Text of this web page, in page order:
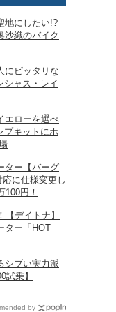
地にしたい!?
沙織のバイク
にピッタリな
シャス・レイ
エローを選べ
プキットにホ
ター【バーグ
に仕様変更し
100円！
デイトナ】
ター「HOT
シブい実力派
試乗】
by